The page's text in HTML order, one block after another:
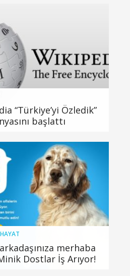
“Türkiye’yi Özledik”
başlattı
HAYAT
merhaba
Dostlar İş Arıyor!